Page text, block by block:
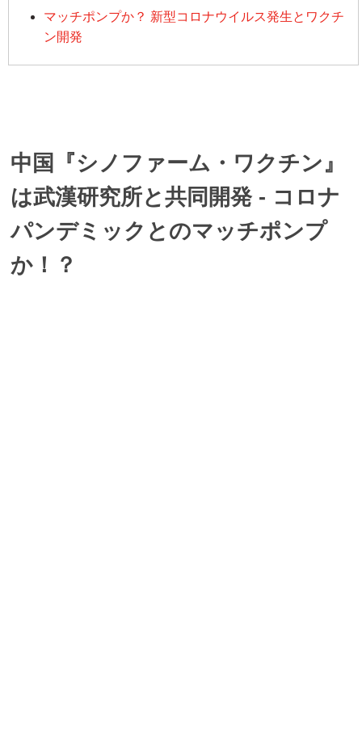
マッチポンプか？ 新型コロナウイルス発生とワクチ
ン開発
中国『シノファーム・ワクチン』
は武漢研究所と共同開発 - コロナ
パンデミックとのマッチポンプ
か！？